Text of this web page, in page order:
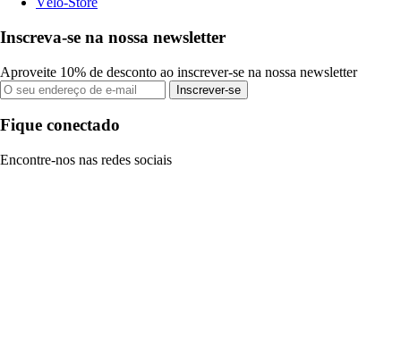
Inscreva-se na nossa newsletter
Aproveite 10% de desconto ao inscrever-se na nossa newsletter
Inscrever-se
Fique conectado
Encontre-nos nas redes sociais